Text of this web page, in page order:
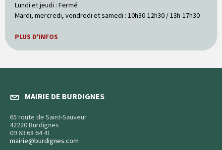
Lundi et jeudi : Fermé
Mardi, mercredi, vendredi et samedi : 10h30-12h30 / 13h-17h30
PLUS D'INFOS
MAIRIE DE BURDIGNES
65 route de Saint-Sauveur
42220 Burdignes
09 63 68 64 41
mairie@burdignes.com